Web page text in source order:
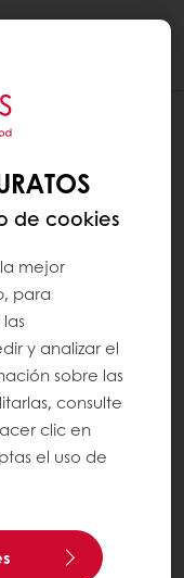
de cookies
mejor
para
y analizar el
sobre las
consulte
clic en
el uso de